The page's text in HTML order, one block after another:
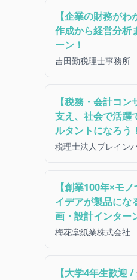
【企業の財務が
作成から経営分析
ーン！
吉田勤税理士事務所
【税務・会計コ
支え、社会で活躍
ルタントになろう！
税理士法人ブレイン
【創業100年×モ
イデアが製品にな
画・設計インター
梅花堂紙業株式会社
【大学4年生歓迎